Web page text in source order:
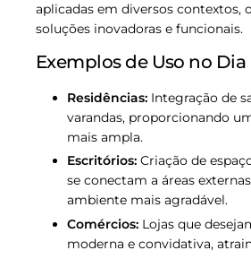
aplicadas em diversos contextos,
soluções inovadoras e funcionais.
Exemplos de Uso no Dia
Residências: Integração de
varandas, proporcionando
mais ampla.
Escritórios: Criação de
se conectam a áreas
ambiente mais agradável.
Comércios: Lojas que
moderna e convidativa,